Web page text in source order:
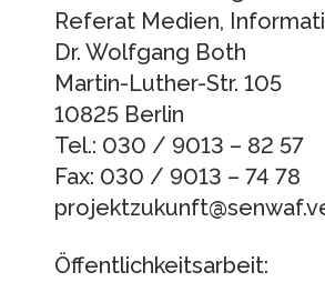
Referat Medien,
Dr. Wolfgang Both
Martin-Luther-Str. 105
10825 Berlin
Tel.: 030 / 9013 – 82 57
Fax: 030 / 9013 – 74 78
Öffentlichkeitsarbeit: